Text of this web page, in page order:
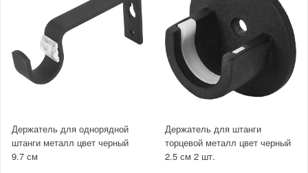
Держатель для однорядной
штанги металл цвет черный
9.7 см
Держатель для штанги
торцевой металл цвет черный
2.5 см 2 шт.